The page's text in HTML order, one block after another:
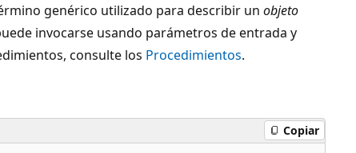
genérico utilizado para describir un objeto
invocarse usando parámetros de entrada y
consulte los Procedimientos.
Copiar